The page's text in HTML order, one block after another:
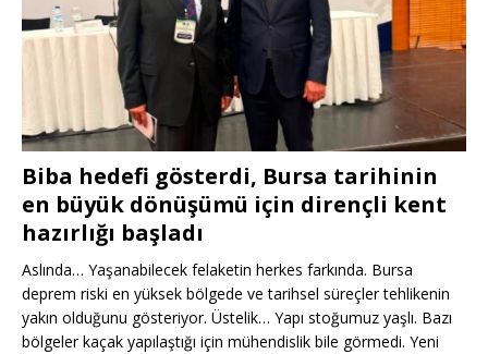
Biba hedefi gösterdi, Bursa tarihinin
en büyük dönüşümü için dirençli kent
hazırlığı başladı
Aslında… Yaşanabilecek felaketin herkes farkında. Bursa
deprem riski en yüksek bölgede ve tarihsel süreçler tehlikenin
yakın olduğunu gösteriyor. Üstelik… Yapı stoğumuz yaşlı. Bazı
bölgeler kaçak yapılaştığı için mühendislik bile görmedi. Yeni